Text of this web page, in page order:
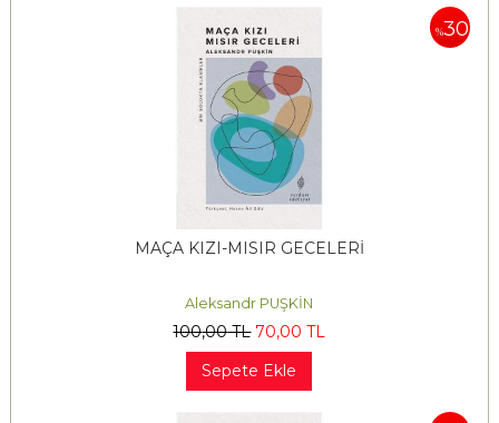
%30
MAÇA KIZI-MISIR GECELERİ
Aleksandr PUŞKİN
100,00TL 70,00 TL
Sepete Ekle